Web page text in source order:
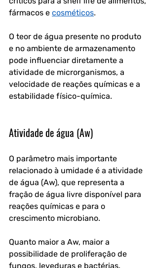
fármacos e cosméticos.
O teor de água presente no produto
e no ambiente de armazenamento
pode influenciar diretamente a
atividade de microrganismos, a
velocidade de reações químicas e a
estabilidade físico-química.
Atividade de água (Aw)
O parâmetro mais importante
relacionado à umidade é a atividade
de água (Aw), que representa a
fração de água livre disponível para
reações químicas e para o
crescimento microbiano.
Quanto maior a Aw, maior a
possibilidade de proliferação de
fungos, leveduras e bactérias.